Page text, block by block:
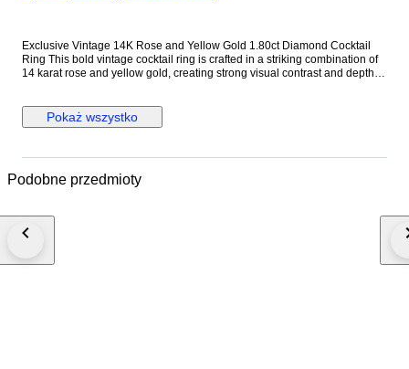
Exclusive Vintage 14K Rose and Yellow Gold 1.80ct Diamond Cocktail
Ring This bold vintage cocktail ring is crafted in a striking combination of
14 karat rose and yellow gold, creating strong visual contrast and depth.
overwhelming the architectural form. Its solid gold weight and balanced
proportions make it a confident statement piece suitable for both men and
Carat Weight: 1.80 carats, 12 stones Weight: 23.0 grams Size: EU 63 / US
Worldwide, Estimated 2 to 3 Business Day Transit Time, Fully Insured.
Pokaż wszystko
Podobne przedmioty